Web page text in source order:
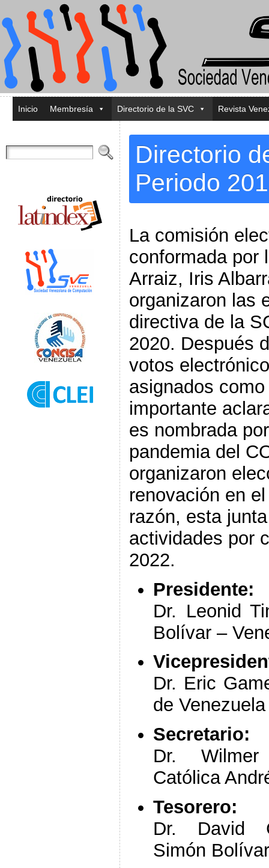
Inicio Membresía Directorio de la SVC Revista
Directorio
Periodo
La comisión
conformada por
Arraiz, Iris
organizaron las
directiva de la
2020. Después
votos
asignados
importante
es nombrada
pandemia del
organizaron
renovación en
razón, esta
actividades por
2022.
Presidente:
Dr. Leonid
Bolívar –
Dr. Eric
de
Secretario:
Dr. Wilmer
Católica
Tesorero:
Dr. David
Simón